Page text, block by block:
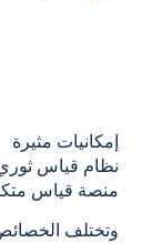
إمكانيات مثيرة
نظام قياس ثوري
منصة قياس
وتختلف الخصائص